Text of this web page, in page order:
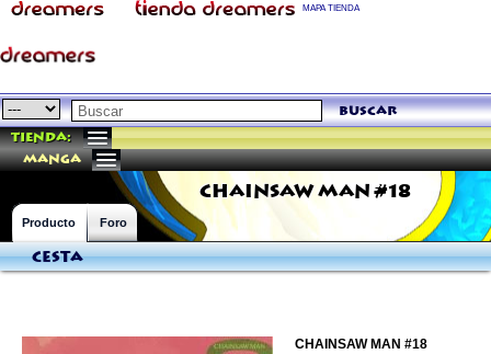
MAPA TIENDA
buscar
Tienda:
manga
CHAINSAW MAN #18
Producto Foro
Cesta
CHAINSAW MAN #18